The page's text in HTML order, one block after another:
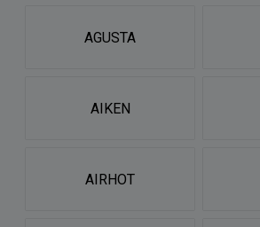
AGUSTA
AIKEN
AIRHOT